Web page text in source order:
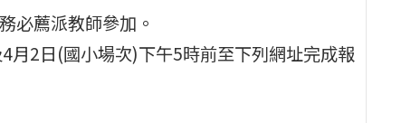
必薦派教師參加。
2日(國小場次)下午5時前至下列網址完成報